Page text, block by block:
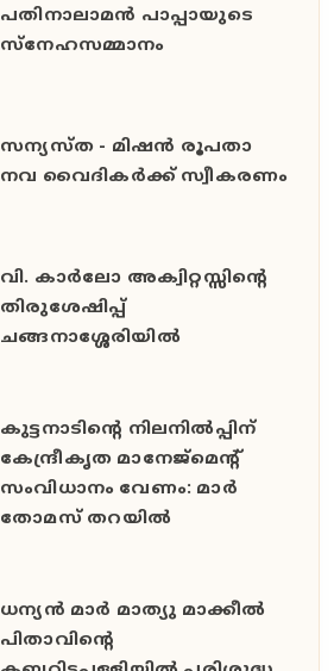
പതിനാലാമൻ പാപ്പായുടെ
സ്നേഹസമ്മാനം
സന്യസ്ത - മിഷൻ രൂപതാ
നവ വൈദികർക്ക് സ്വീകരണം
വി. കാർലോ അക്വിറ്റസ്സിന്റെ
തിരുശേഷിപ്പ്
ചങ്ങനാശ്ശേരിയിൽ
കുട്ടനാടിന്റെ നിലനിൽപ്പിന്
കേന്ദ്രീകൃത മാനേജ്മെന്റ്
സംവിധാനം വേണം: മാർ
തോമസ് തറയിൽ
ധന്യൻ മാർ മാത്യു മാക്കീൽ
പിതാവിൻ്റെ